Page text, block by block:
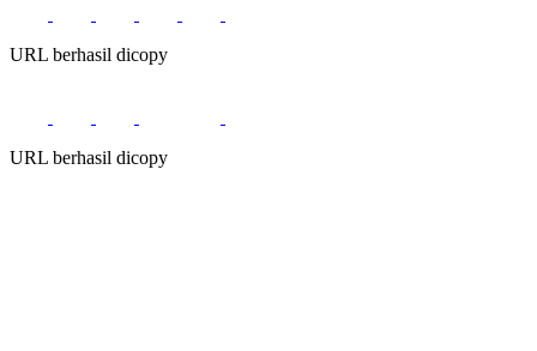
URL berhasil dicopy
URL berhasil dicopy